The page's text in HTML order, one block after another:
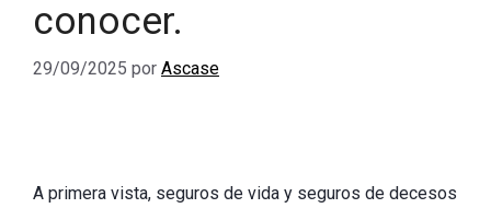
conocer.
29/09/2025 por Ascase
A primera vista, seguros de vida y seguros de decesos